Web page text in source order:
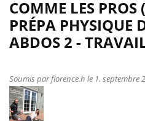
de
Une
réussite
pour
100%
COMME LES PROS
PRÉPA PHYSIQUE
ABDOS 2 -
Soumis parflorence.h le 1. septembre